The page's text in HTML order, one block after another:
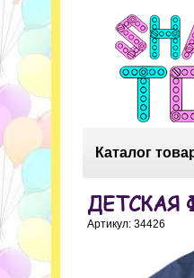
Каталог
ДЕТСКАЯ
Артикул: 34426